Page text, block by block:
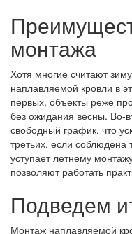
монтажа
Хотя многие считают
наплавляемой кровли в
первых, объекты реже
без ожидания весны. Во-
свободный график, что
третьих, если соблюдена
уступает летнему
позволяют работать
Подведем
Монтаж наплавляемой